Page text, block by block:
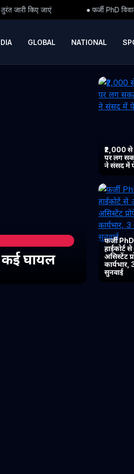
● फर्जी PhD विवाद में बड़ा मोड़: हाईकोर्ट से
GLOBAL NATIONAL
कई घायल
₹2,000
पर लग
ने संसद में
फर्जी
हाईकोर्ट
असिस्टेंट
कार्यभार,
सुनवाई